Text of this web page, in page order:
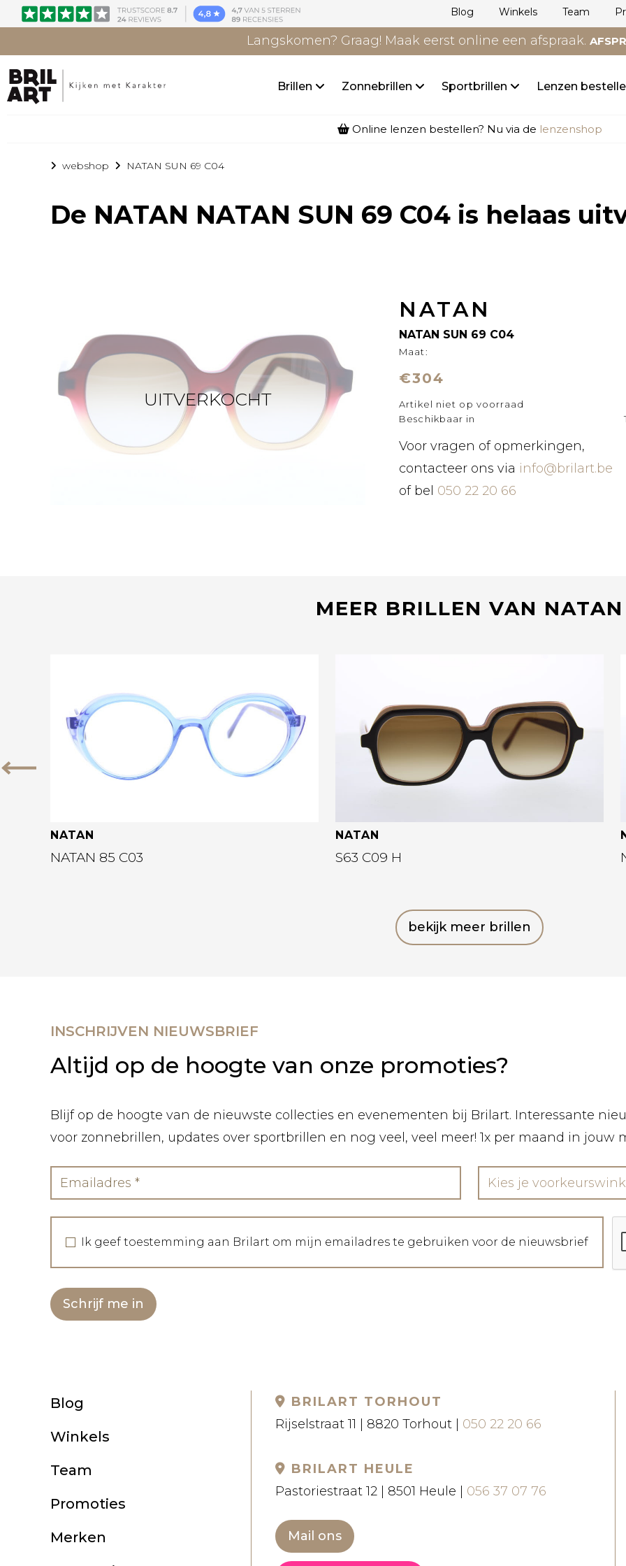
Blog Winkels Team
Langskomen? Graag! Maak eerst online een afspraak.
Brillen Zonnebrillen Sportbrillen Lenzen
Online lenzen bestellen? Nu via de lenzenshop
webshop NATAN SUN 69 C04
De NATAN NATAN SUN 69 C04 is helaas
UITVERKOCHT
NATAN
NATAN SUN 69 C04
Maat:
€304
Artikel niet op voorraad
Beschikbaar in
Voor vragen of opmerkingen,
contacteer ons via info@brilart.be
of bel 050 22 20 66
MEER BRILLEN VAN NATAN
Vorige
Bekijk deze bril
NATAN
NATAN 85 C03
NATAN
S63 C09 H
bekijk meer brillen
INSCHRIJVEN NIEUWSBRIEF
Altijd op de hoogte van onze promoties?
Blijf op de hoogte van de nieuwste collecties en evenementen bij Brilart. Interessante
voor zonnebrillen, updates over sportbrillen en nog veel, veel meer! 1x per maand in jouw
Kies je
Ik geef toestemming aan Brilart om mijn emailadres te gebruiken voor de nieuwsbrief
Schrijf me in
Blog
Winkels
Team
Promoties
Merken
BRILART TORHOUT
Rijselstraat 11 | 8820 Torhout | 050 22 20 66
BRILART HEULE
Pastoriestraat 12 | 8501 Heule | 056 37 07 76
Mail ons